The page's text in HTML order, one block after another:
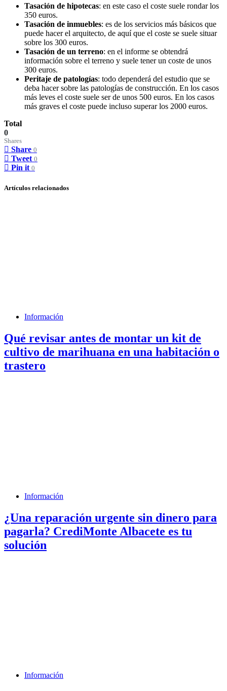
Tasación de hipotecas: en este caso el coste suele rondar los
350 euros.
Tasación de inmuebles: es de los servicios más básicos que
puede hacer el arquitecto, de aquí que el coste se suele situar
sobre los 300 euros.
Tasación de un terreno: en el informe se obtendrá
información sobre el terreno y suele tener un coste de unos
300 euros.
Peritaje de patologías: todo dependerá del estudio que se
deba hacer sobre las patologías de construcción. En los casos
más leves el coste suele ser de unos 500 euros. En los casos
más graves el coste puede incluso superar los 2000 euros.
Total
0
Shares
Share 0
Tweet 0
Pin it 0
Artículos relacionados
Información
Qué revisar antes de montar un kit de
cultivo de marihuana en una habitación o
trastero
Información
¿Una reparación urgente sin dinero para
pagarla? CrediMonte Albacete es tu
solución
Información